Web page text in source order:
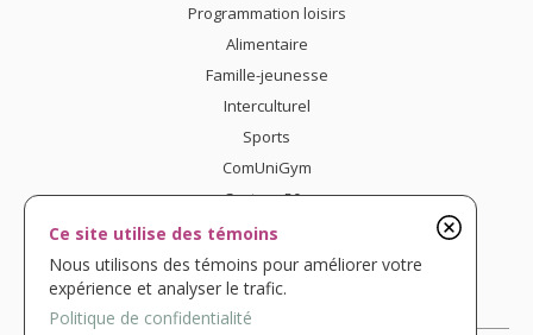
Programmation loisirs
Alimentaire
Famille-jeunesse
Interculturel
Sports
ComUniGym
Secteur 50+
Nous joindre
Confidentialité
Ce site utilise des témoins
Nous utilisons des témoins pour améliorer votre
expérience et analyser le trafic.
Politique de confidentialité